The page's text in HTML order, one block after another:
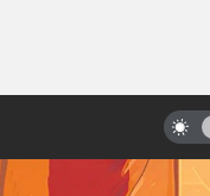
волшебством